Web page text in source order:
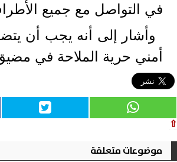
في التواصل مع جميع
وأشار إلى أنه يجب أن
أمني حرية الملاحة في
⇧
موضوعات متعلقة